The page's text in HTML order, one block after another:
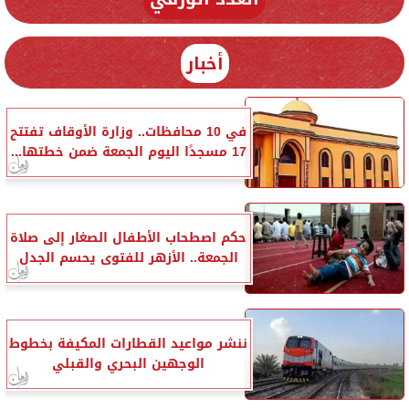
أخبار
في 10 محافظات.. وزارة الأوقاف تفتتح
17 مسجدًا اليوم الجمعة ضمن خطتها...
حكم اصطحاب الأطفال الصغار إلى صلاة
الجمعة.. الأزهر للفتوى يحسم الجدل
ننشر مواعيد القطارات المكيفة بخطوط
الوجهين البحري والقبلي